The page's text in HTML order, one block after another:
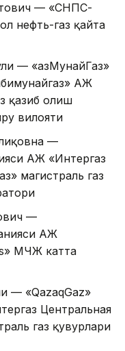
— «СНПС-
нефть-газ қайта
— «ҚазМунайГаз»
АЖ
қазиб олиш
вилояти
—
АЖ «Интергаз
магистраль газ
—
АЖ
МЧЖ катта
— «QazaqGaz»
Центральная
газ қувурлари